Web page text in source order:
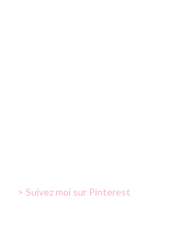
> Suivez moi sur Pinterest